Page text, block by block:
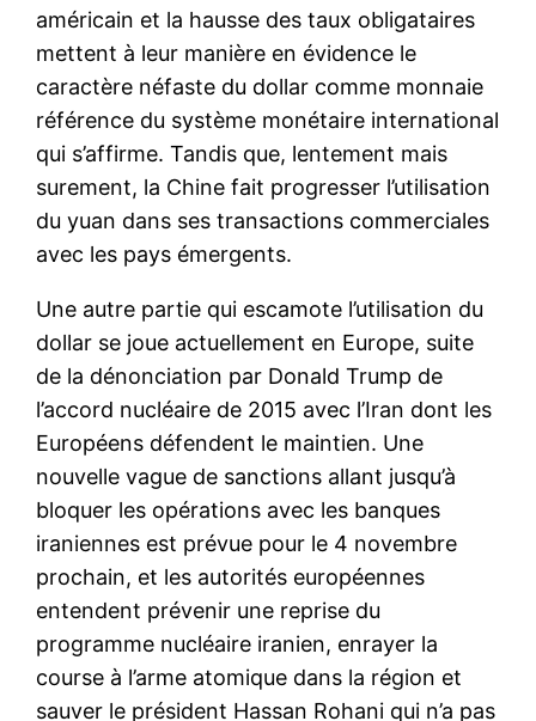
américain et la hausse des taux obligataires
mettent à leur manière en évidence le
caractère néfaste du dollar comme monnaie
référence du système monétaire international
qui s’affirme. Tandis que, lentement mais
surement, la Chine fait progresser l’utilisation
du yuan dans ses transactions commerciales
avec les pays émergents.
Une autre partie qui escamote l’utilisation du
dollar se joue actuellement en Europe, suite
de la dénonciation par Donald Trump de
l’accord nucléaire de 2015 avec l’Iran dont les
Européens défendent le maintien. Une
nouvelle vague de sanctions allant jusqu’à
bloquer les opérations avec les banques
iraniennes est prévue pour le 4 novembre
prochain, et les autorités européennes
entendent prévenir une reprise du
programme nucléaire iranien, enrayer la
course à l’arme atomique dans la région et
sauver le président Hassan Rohani qui n’a pas